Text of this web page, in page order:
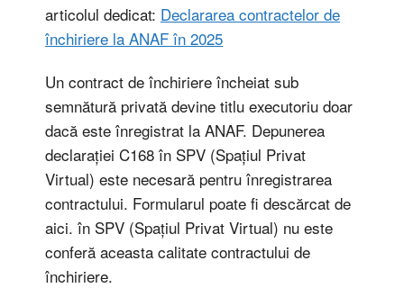
articolul dedicat: Declararea contractelor de
închiriere la ANAF în 2025
Un contract de închiriere încheiat sub
semnătură privată devine titlu executoriu doar
dacă este înregistrat la ANAF. Depunerea
declarației C168 în SPV (Spațiul Privat
Virtual) este necesară pentru înregistrarea
contractului. Formularul poate fi descărcat de
aici. în SPV (Spațiul Privat Virtual) nu este
conferă aceasta calitate contractului de
închiriere.